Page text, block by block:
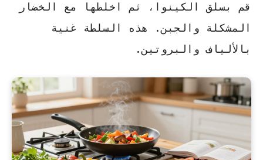
قم بسلق الكينوا، ثم اخلطها مع الخضار
المشكلة والجبن. هذه السلطة غنية
بالألياف والبروتين.